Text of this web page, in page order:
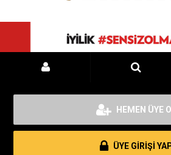
HEMEN ÜYE
ÜYE GİRİŞİ